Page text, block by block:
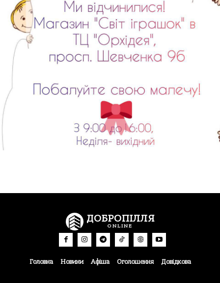
ДОБРОПІЛЛЯ
ONLINE
Головна Новини Афіша Оголошення Довідкова